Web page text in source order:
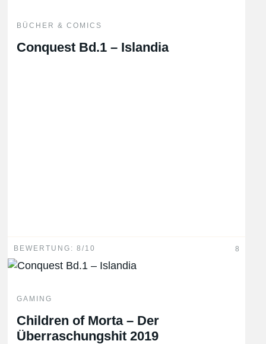
BÜCHER & COMICS
Conquest Bd.1 – Islandia
BEWERTUNG: 8/10 8
GAMING
Children of Morta – Der
Überraschungshit 2019